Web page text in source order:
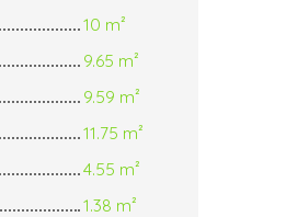
10 m²
9.65 m²
9.59 m²
11.75 m²
4.55 m²
1.38 m²